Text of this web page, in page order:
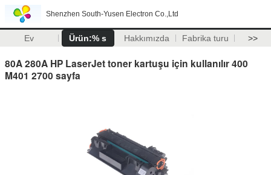
Shenzhen South-Yusen Electron Co.,Ltd
Ev Ürün:% s Hakkımızda Fabrika turu >>
80A 280A HP LaserJet toner kartuşu için kullanılır 400
M401 2700 sayfa